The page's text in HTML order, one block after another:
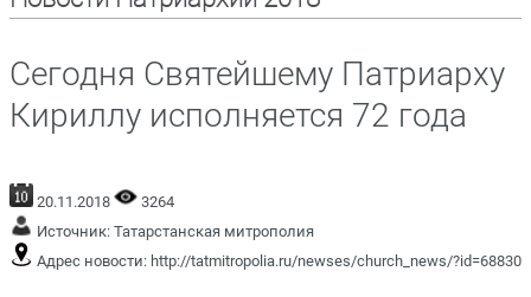
Сегодня Святейшему Патриарху
Кириллу исполняется 72 года
20.11.2018
3264
Источник: Татарстанская митрополия
Адрес новости: http://tatmitropolia.ru/newses/church_news/?id=68830